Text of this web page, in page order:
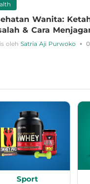
Wanita:
& Cara
oleh Satria Aji Purwoko •
Sport